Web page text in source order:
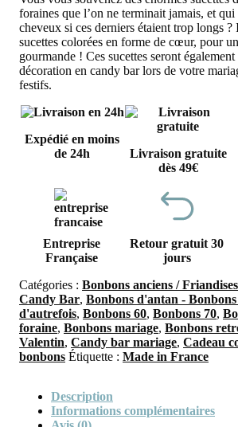
foraines que l’on ne terminait jamais, et
cheveux si ces derniers étaient trop longs ?
sucettes colorées en forme de cœur, pour
gourmande ! Ces sucettes seront
décoration en candy bar lors de votre
festifs.
Expédié en moins
de 24h
Livraison gratuite
dès 49€
Entreprise
Française
Retour gratuit 30
jours
Catégories : Bonbons anciens /
Candy Bar, Bonbons d'antan - Bonbons
d'autrefois, Bonbons 60, Bonbons 70,
foraine, Bonbons mariage, Bonbons
Valentin, Candy bar mariage, Cadeau
bonbons Étiquette : Made in France
Description
Informations complémentaires